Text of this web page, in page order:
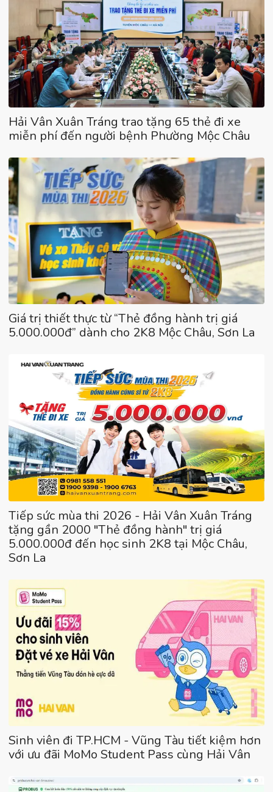
Hải Vân Xuân Tráng trao tặng 65 thẻ đi xe
miễn phí đến người bệnh Phường Mộc Châu
Giá trị thiết thực từ “Thẻ đồng hành trị giá
5.000.000đ” dành cho 2K8 Mộc Châu, Sơn La
Tiếp sức mùa thi 2026 - Hải Vân Xuân Tráng
tặng gần 2000 "Thẻ đồng hành" trị giá
5.000.000đ đến học sinh 2K8 tại Mộc Châu,
Sơn La
Sinh viên đi TP.HCM - Vũng Tàu tiết kiệm hơn
với ưu đãi MoMo Student Pass cùng Hải Vân